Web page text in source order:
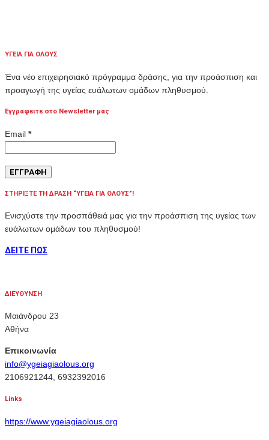
ΥΓΕΙΑ ΓΙΑ ΟΛΟΥΣ
Ένα νέο επιχειρησιακό πρόγραμμα δράσης, για την προάσπιση και
προαγωγή της υγείας ευάλωτων ομάδων πληθυσμού.
Εγγραφειτε στο Newsletter μας
Email *
ΣΤΗΡΙΞΤΕ ΤΗ ΔΡΑΣΗ “ΥΓΕΙΑ ΓΙΑ ΟΛΟΥΣ”!
Ενισχύστε την προσπάθειά μας για την προάσπιση της υγείας των
ευάλωτων ομάδων του πληθυσμού!
ΔΕΙΤΕ ΠΩΣ
ΔΙΕΥΘΥΝΣΗ
Μαιάνδρου 23
Αθήνα
Επικοινωνία
info@ygeiagiaolous.org
2106921244, 6932392016
Links
https://www.ygeiagiaolous.org